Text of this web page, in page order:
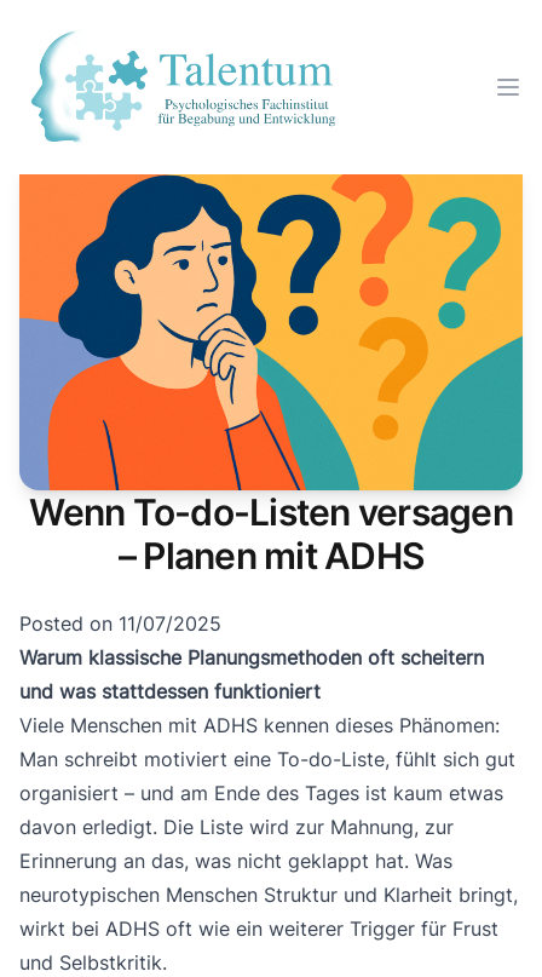
Wenn To-do-Listen versagen
– Planen mit ADHS
Posted on 11/07/2025
Warum klassische Planungsmethoden oft scheitern
und was stattdessen funktioniert
Viele Menschen mit ADHS kennen dieses Phänomen:
Man schreibt motiviert eine To-do-Liste, fühlt sich gut
organisiert – und am Ende des Tages ist kaum etwas
davon erledigt. Die Liste wird zur Mahnung, zur
Erinnerung an das, was nicht geklappt hat. Was
neurotypischen Menschen Struktur und Klarheit bringt,
wirkt bei ADHS oft wie ein weiterer Trigger für Frust
und Selbstkritik.